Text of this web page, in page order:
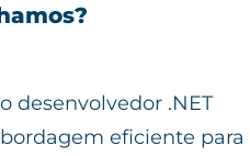
desenvolvedor .NET
eficiente para